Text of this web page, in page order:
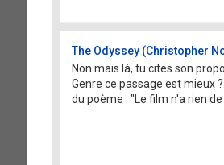
The Odyssey (Christopher
Non mais là, tu cites son
Genre ce passage est mieux
du poème : "Le film n'a rien de